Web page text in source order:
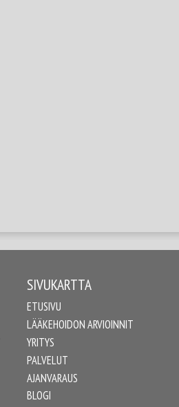
SIVUKARTTA
ETUSIVU
LÄÄKEHOIDON ARVIOINNIT
YRITYS
PALVELUT
AJANVARAUS
BLOGI